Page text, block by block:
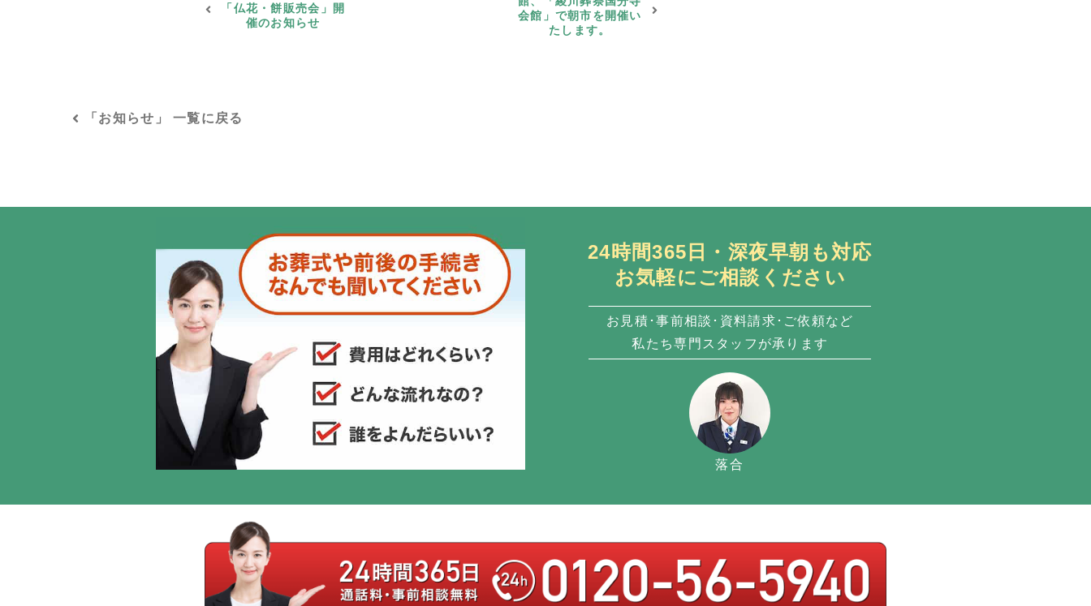
「仏花・餅販売会」開
催のお知らせ
会館」で朝市を開催い
たします。
「お知らせ」 一覧に戻る
24時間365日・深夜早朝も対応
お気軽にご相談ください
お見積･事前相談･資料請求･ご依頼など
私たち専門スタッフが承ります
落合